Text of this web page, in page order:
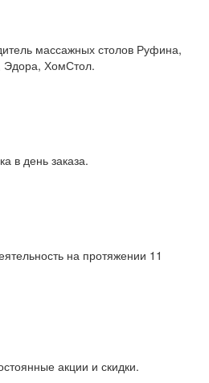
массажных столов Руфина,
ХомСтол.
в день заказа.
на протяжении 11
акции и скидки.